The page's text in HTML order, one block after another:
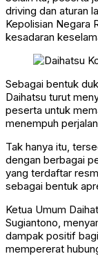
driving dan aturan
Kepolisian Negara
kesadaran
Sebagai bentuk
Daihatsu turut
peserta untuk
menempuh
Tak hanya itu,
dengan berbagai
yang terdaftar
sebagai bentuk
Ketua Umum
Sugiantono,
dampak positif
mempererat